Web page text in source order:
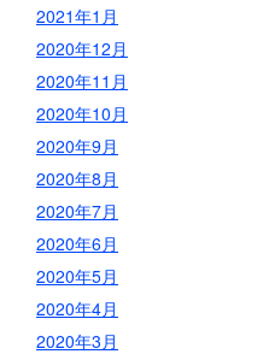
2021年1月
2020年12月
2020年11月
2020年10月
2020年9月
2020年8月
2020年7月
2020年6月
2020年5月
2020年4月
2020年3月